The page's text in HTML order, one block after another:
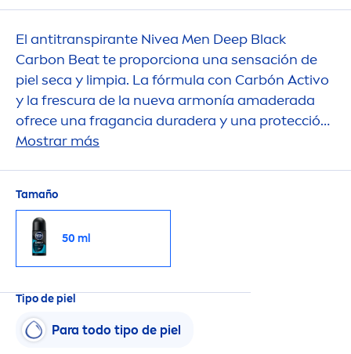
El antitranspirante Nivea Men Deep Black
Carbon Beat te proporciona una sensación de
piel seca y limpia. La fórmula con Carbón Activo
y la frescura de la nueva armonía amaderada
ofrece una fragancia duradera y una protección
antitranspirante confiable durante 48 horas.
Mostrar más
Tamaño
50 ml
Tipo de piel
Para todo tipo de piel